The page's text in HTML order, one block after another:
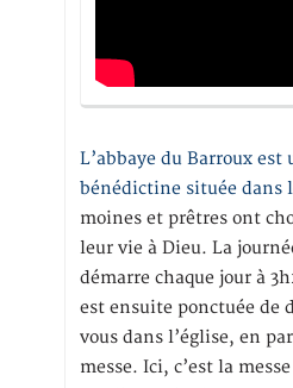
L’abbaye du Barroux est
bénédictine située dans
moines et prêtres ont
leur vie à Dieu. La
démarre chaque jour à
est ensuite ponctuée de
vous dans l’église, en
messe. Ici, c’est la